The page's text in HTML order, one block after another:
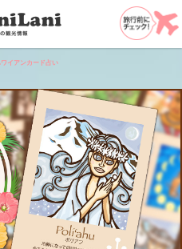
イアンカード占い